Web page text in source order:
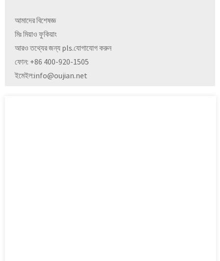
আমাদের বিশেষজ্ঞ
মিঃ মিয়াও ফুকিয়াং
আরও তথ্যের জন্য pls.যোগাযোগ করুন
ফোন: +86 400-920-1505
ইমেইল:info@oujian.net